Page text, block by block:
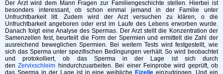
Der Arzt wird dem Mann Fragen zur Familiengeschichte stellen. Hierbei ist
besonders interessant, ob schon einmal jemand in der Familie unter
Unfruchtbarkeit litt. Zudem wird der Arzt versuchen zu klären, o die
Unfruchtbarkeit angeboren oder erst im Laufe des Lebens erworben wurde.
Danach folgt eine Analyse des Spermas. Der Arzt stellt die Konzentration der
Samenzellen fest, beurteilt die Form der Spermien und ermittelt die Zahl der
ausreichend beweglichen Spermien. Bei weitern Tests wird festgestellt, wie
sich das Sperma unter spezifischen Bedingungen verhält. So wird beobachtet
und protokolliert, ob das Sperma in der Lage ist sich durch
denZervixschleim hindurchzuarbeiten. Bei einer Feinprobe wird geprüft, ob
das Sperma in der Lage ist in eine weibliche Eizelle einzudringen. Und ein